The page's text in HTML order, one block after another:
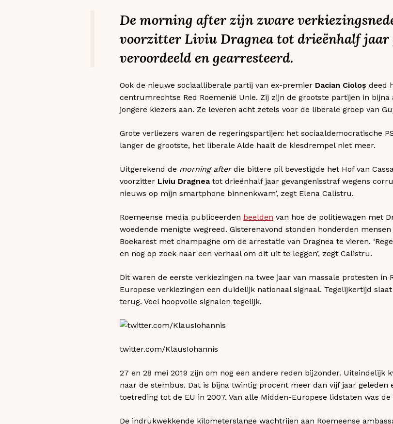
De morning afterzijn zware
voorzitter Liviu Dragnea tot drieënhalf jaar
veroordeeld en gearresteerd.
Ook de nieuwe sociaalliberale partij van ex-premier Dacian Cioloș deed
centrumrechtse Red Roemenië Unie. Zij zijn de grootste partijen in
jongere kiezers aan. Ze leveren acht zetels voor de liberale groep van
Grote verliezers waren de regeringspartijen: het sociaaldemocratische
langer de grootste, het liberale Alde haalt de kiesdrempel niet meer.
Uitgerekend de morning afterdie bittere pil bevestigde het Hof van
voorzitter Liviu Dragneatot drieënhalf jaar gevangenisstraf wegens
nieuws op mijn smartphone binnenkwam’, zegt Elena Calistru.
Roemeense media publiceerden beelden van hoe de politiewagen met
woedende menigte wegreed. Gisterenavond stonden honderden
Boekarest met champagne om de arrestatie van Dragnea te vieren.
en nog op zoek naar een verhaal om dit uit te leggen’, zegt Calistru.
Dit waren de eerste verkiezingen na twee jaar van massale protesten in
Europese verkiezingen een duidelijk nationaal signaal. Tegelijkertijd
terug. Veel hoopvolle signalen tegelijk.
twitter.com/KlausIohannis
27 en 28 mei 2019 zijn om nog een andere reden bijzonder. Uiteindelijk
naar de stembus. Dat is bijna twintig procent meer dan vijf jaar geleden
toetreding tot de EU in 2007. Van alle Midden-Europese lidstaten was
De indrukwekkende kilometerslange wachtrijen aan Roemeense